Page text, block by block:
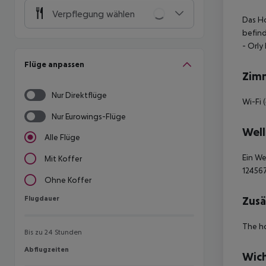
Verpflegung wählen
Flüge anpassen
Nur Direktflüge
Nur Eurowings-Flüge
Alle Flüge
Mit Koffer
Ohne Koffer
Flugdauer
Flugdauer
Bis zu 24 Stunden
Abflugzeiten
Abflugzeiten
Das
- Orly
Wi-Fi
Ein
The